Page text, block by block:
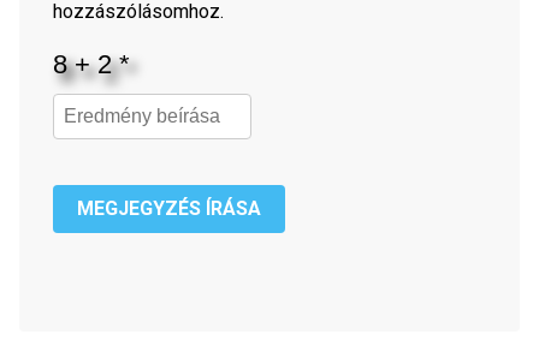
hozzászólásomhoz.
MEGJEGYZÉS ÍRÁSA